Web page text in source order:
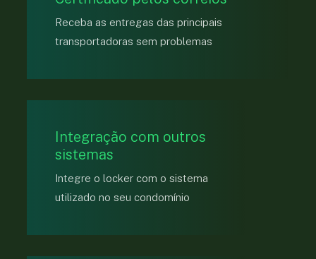
Receba as entregas das principais
transportadoras sem problemas
Integração com outros
sistemas
Integre o locker com o sistema
utilizado no seu condomínio